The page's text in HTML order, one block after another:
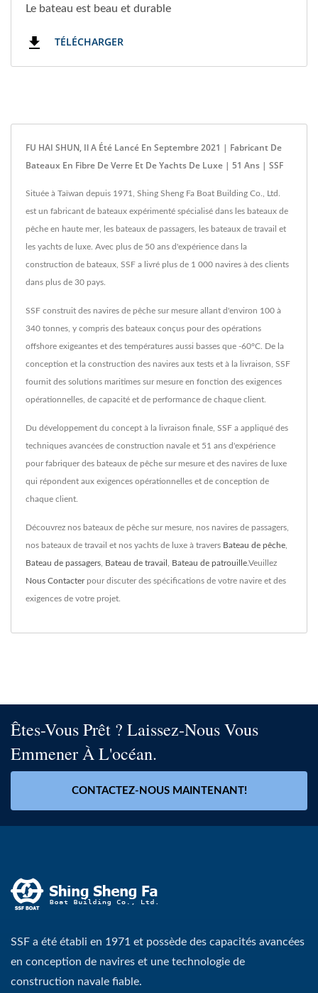
Le bateau est beau et durable
TÉLÉCHARGER
FU HAI SHUN, Il A Été Lancé En Septembre 2021 | Fabricant De
Bateaux En Fibre De Verre Et De Yachts De Luxe | 51 Ans | SSF
Située à Taïwan depuis 1971, Shing Sheng Fa Boat Building Co., Ltd.
est un fabricant de bateaux expérimenté spécialisé dans les bateaux de
pêche en haute mer, les bateaux de passagers, les bateaux de travail et
les yachts de luxe. Avec plus de 50 ans d'expérience dans la
construction de bateaux, SSF a livré plus de 1 000 navires à des clients
dans plus de 30 pays.
SSF construit des navires de pêche sur mesure allant d'environ 100 à
340 tonnes, y compris des bateaux conçus pour des opérations
offshore exigeantes et des températures aussi basses que -60°C. De la
conception et la construction des navires aux tests et à la livraison, SSF
fournit des solutions maritimes sur mesure en fonction des exigences
opérationnelles, de capacité et de performance de chaque client.
Du développement du concept à la livraison finale, SSF a appliqué des
techniques avancées de construction navale et 51 ans d'expérience
pour fabriquer des bateaux de pêche sur mesure et des navires de luxe
qui répondent aux exigences opérationnelles et de conception de
chaque client.
Découvrez nos bateaux de pêche sur mesure, nos navires de passagers,
nos bateaux de travail et nos yachts de luxe à travers Bateau de pêche
Bateau de passagers Bateau de travail Bateau de patrouille.Veuillez
Nous Contacterpour discuter des spécifications de votre navire et des
exigences de votre projet.
Êtes-Vous Prêt ? Laissez-Nous Vous
Emmener À L'océan.
CONTACTEZ-NOUS MAINTENANT!
SSF a été établi en 1971 et possède des capacités avancées
en conception de navires et une technologie de
construction navale fiable.